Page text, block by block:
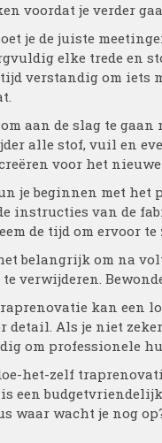
voordat je verder
je de juiste
elke trede en
verstandig om iets
aan de slag te
alle stof, vuil en
voor het
je beginnen met het
instructies van de
de tijd om ervoor
belangrijk om na
verwijderen.
kan een
detail. Als je niet
om professionele
het-zelf
een
waar wacht je nog